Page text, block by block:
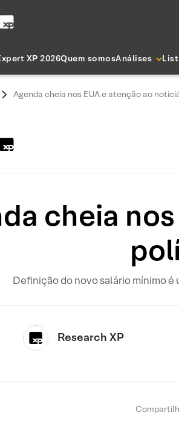
XP 2026Quem somosAnálises
Agenda cheia nos EUA e atenção ao
cheia
Definição do novo salário mínimo
Research XP